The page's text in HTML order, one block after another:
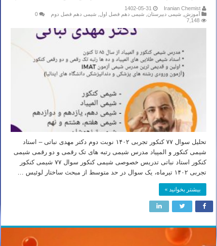
Iranian Chemist
1402-05-31
آموزش شیمی دبیرستان شیمی دهم فصل اول شیمی دهم فصل دوم
0
7,148
تحلیل سوال ۷۷ کنکور تجربی ۱۴۰۲ نوبت دوم دکتر مهدی نباتی – استاد
شیمی کنکور و المپیاد مدرس شیمی رتبه های تک رقمی و دو رقمی شیمی
کنکور استاد نباتی تدریس خصوصی شیمی کنکور سوال ۷۷ شیمی کنکور
تجربی ۱۴۰۲ تیرماه، یک سوال در حد متوسط از مبحث ساختار لوئیس …
بیشتر بخوانید »